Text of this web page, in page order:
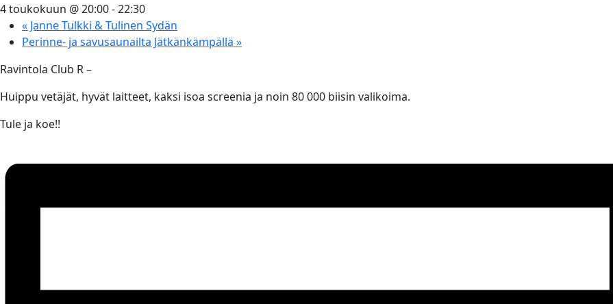
4 toukokuun @ 20:00-22:30
« Janne Tulkki & Tulinen Sydän
Perinne- ja savusaunailta Jätkänkämpällä »
Ravintola Club R –
Huippu vetäjät, hyvät laitteet, kaksi isoa screenia ja noin 80 000 biisin valikoima.
Tule ja koe!!